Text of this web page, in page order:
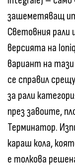
зашеметяващ
Световния рали
версията на
вариант на
се справил
за рали
през завоите,
Терминатор.
караш кола,
е толкова